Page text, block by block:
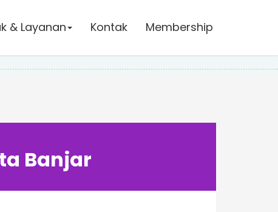
& Layanan Kontak Membership
Banjar